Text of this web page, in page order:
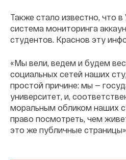
Также стало известно, что
система мониторинга
студентов. Краснов эту
«Мы вели, ведем и будем
социальных сетей наших
простой причине: мы —
университет, и,
моральным обликом наших
право посмотреть, чем
это же публичные